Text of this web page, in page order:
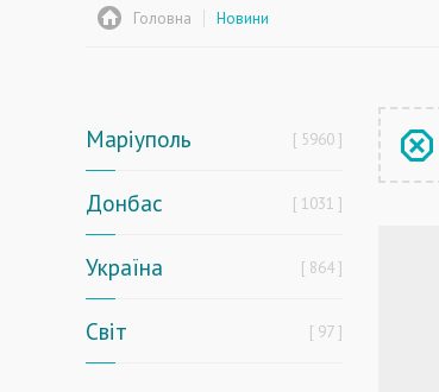
Головна Новини
Маріуполь 5960
Донбас 1031
Україна 864
Світ 97